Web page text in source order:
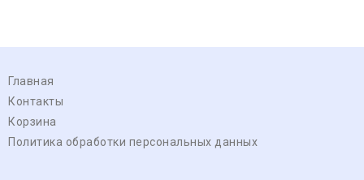
Главная
Контакты
Корзина
Политика обработки персональных данных